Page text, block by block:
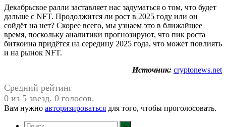
Декабрьское ралли заставляет нас задуматься о том, что будет
дальше с NFT. Продолжится ли рост в 2025 году или он
сойдёт на нет? Скорее всего, мы узнаем это в ближайшее
время, поскольку аналитики прогнозируют, что пик роста
биткоина придётся на середину 2025 года, что может повлиять
и на рынок NFT.
Источник: cryptonews.net
Средний рейтинг
0 из 5 звезд. 0 голосов.
Вам нужно авторизироваться для того, чтобы проголосовать.